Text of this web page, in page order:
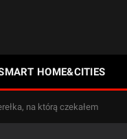
HOME&CITIES
na którą czekałem